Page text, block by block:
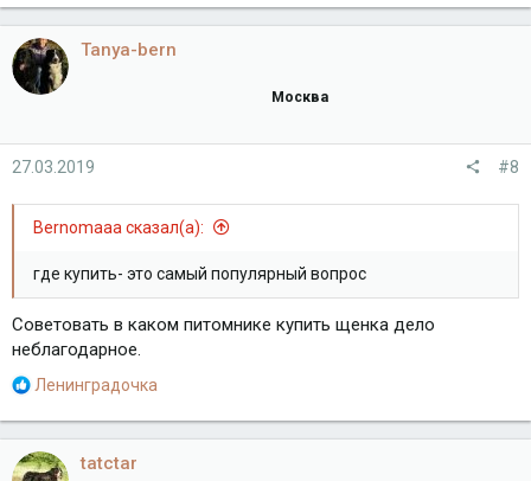
а
к
ц
и
Tanya-bern
Москва
27.03.2019 #8
Bernomaaa сказал(а):
где купить- это самый популярный вопрос
Советовать в каком питомнике купить щенка дело
неблагодарное.
Р
а
к
ц
Ленинградочка
tatctar